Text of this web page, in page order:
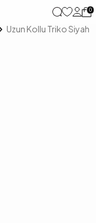
0
Uzun Kollu Triko Siyah